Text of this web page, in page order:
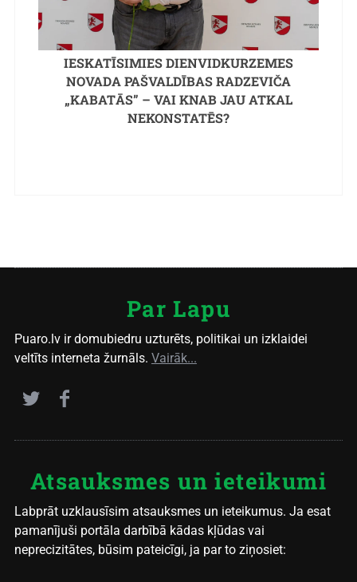
IESKATĪSIMIES DIENVIDKURZEMES
NOVADA PAŠVALDĪBAS RADZEVIČA
„KABATĀS” – VAI KNAB JAU ATKAL
NEKONSTATĒS?
Par Lapu
Puaro.lv ir domubiedru uzturēts, politikai un izklaidei
veltīts interneta žurnāls. Vairāk...
Atsauksmes un ieteikumi
Labprāt uzklausīsim atsauksmes un ieteikumus. Ja esat
pamanījuši portāla darbībā kādas kļūdas vai
neprecizitātes, būsim pateicīgi, ja par to ziņosiet: